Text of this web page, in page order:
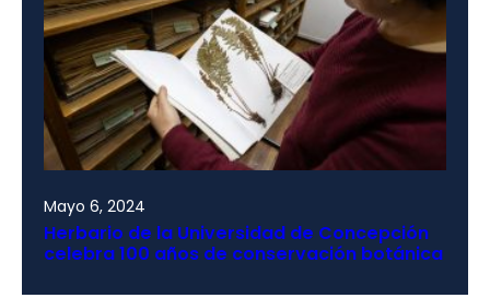
Mayo 6, 2024
Herbario de la Universidad de Concepción
celebra 100 años de conservación botánica